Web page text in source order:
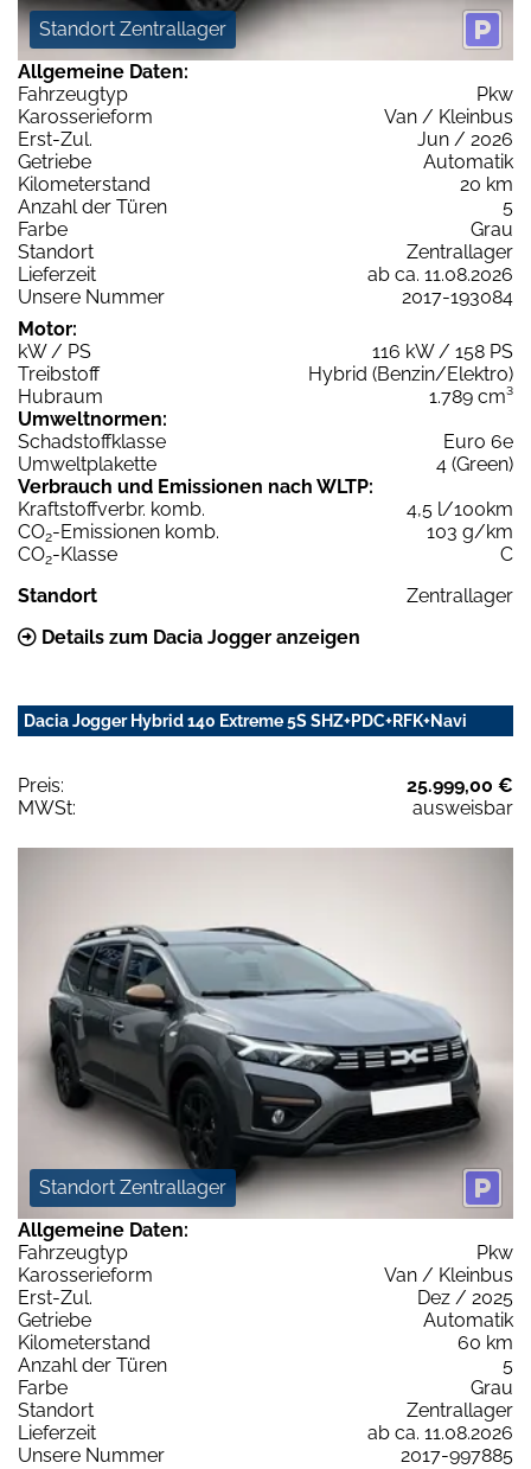
Standort Zentrallager
Allgemeine Daten:
Fahrzeugtyp
Pkw
Karosserieform
Van / Kleinbus
Erst-Zul.
Jun / 2026
Getriebe
Automatik
Kilometerstand
20 km
Anzahl der Türen
5
Farbe
Grau
Standort
Zentrallager
Lieferzeit
ab ca. 11.08.2026
Unsere Nummer
2017-193084
Motor:
kW / PS
116 kW / 158 PS
Treibstoff
Hybrid (Benzin/Elektro)
Hubraum
1.789 cm³
Umweltnormen:
Schadstoffklasse
Euro 6e
Umweltplakette
4 (Green)
Verbrauch und Emissionen nach WLTP:
Kraftstoffverbr. komb.
4,5 l/100km
CO2-Emissionen komb.
103 g/km
CO2-Klasse
C
Standort
Zentrallager
Details zum Dacia Jogger anzeigen
Dacia Jogger Hybrid 140 Extreme 5S SHZ+PDC+RFK+Navi
Preis:
25.999,00 €
MWSt:
ausweisbar
Standort Zentrallager
Allgemeine Daten:
Fahrzeugtyp
Pkw
Karosserieform
Van / Kleinbus
Erst-Zul.
Dez / 2025
Getriebe
Automatik
Kilometerstand
60 km
Anzahl der Türen
5
Farbe
Grau
Standort
Zentrallager
Lieferzeit
ab ca. 11.08.2026
Unsere Nummer
2017-997885